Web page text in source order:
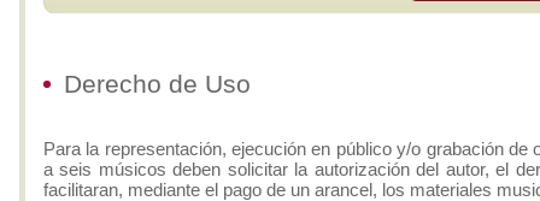
Derecho de Uso
Para la representación, ejecución en público y/o grabación
a seis músicos deben solicitar la autorización del autor, el
facilitaran, mediante el pago de un arancel, los materiales